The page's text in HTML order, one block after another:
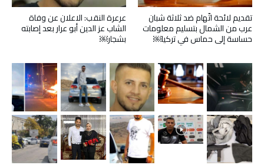
عرعرة النقب: الاعلان عن وفاة
الشاب عز الدين أبو عرار بعد إصابته
بشجار￼
تقديم لائحة اتّهام ضد ثلاثة شبان
عرب من الشمال بتسليم معلومات
حساسة إلى حماس في تركيا￼